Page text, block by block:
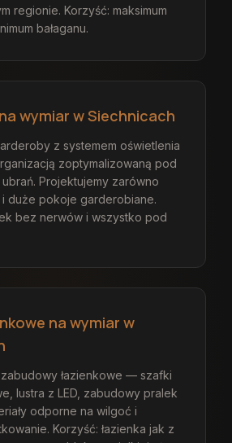
regionie. Korzyść: maksimum
bałaganu.
wymiar w Siechnicach
z systemem oświetlenia
zoptymalizowaną pod
Projektujemy zarówno
i duże pokoje garderobiane.
bez nerwów i wszystko pod
na wymiar w
łazienkowe — szafki
lustra z LED, zabudowy pralek
odporne na wilgoć i
Korzyść: łazienka jak z